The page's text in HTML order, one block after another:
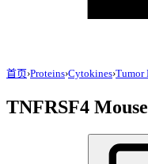
首页›Proteins›Cytokines›Tumor
TNFRSF4 Mouse